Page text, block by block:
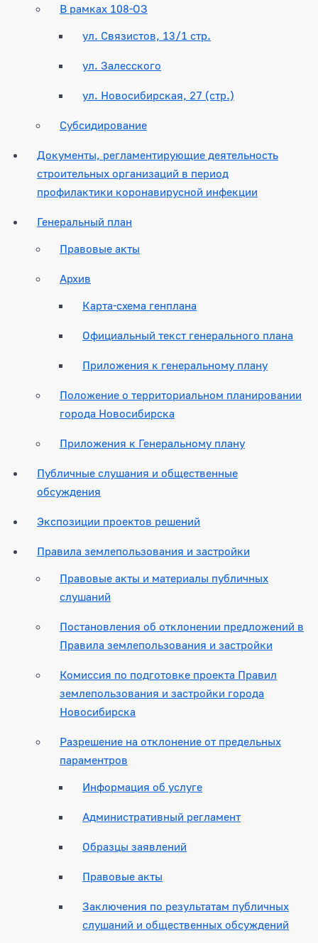
В рамках 108-ОЗ
ул. Связистов, 13/1 стр.
ул. Залесского
ул. Новосибирская, 27 (стр.)
Субсидирование
Документы, регламентирующие деятельность
строительных организаций в период
профилактики коронавирусной инфекции
Генеральный план
Правовые акты
Архив
Карта-схема генплана
Официальный текст генерального плана
Приложения к генеральному плану
Положение о территориальном планировании
города Новосибирска
Приложения к Генеральному плану
Публичные слушания и общественные
обсуждения
Экспозиции проектов решений
Правила землепользования и застройки
Правовые акты и материалы публичных
слушаний
Постановления об отклонении предложений в
Правила землепользования и застройки
Комиссия по подготовке проекта Правил
землепользования и застройки города
Новосибирска
Разрешение на отклонение от предельных
параментров
Информация об услуге
Административный регламент
Образцы заявлений
Правовые акты
Заключения по результатам публичных
слушаний и общественных обсуждений